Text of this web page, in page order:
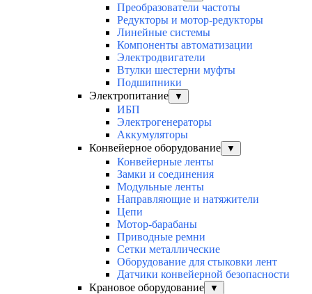
Преобразователи частоты
Редукторы и мотор-редукторы
Линейные системы
Компоненты автоматизации
Электродвигатели
Втулки шестерни муфты
Подшипники
Электропитание
▼
ИБП
Электрогенераторы
Аккумуляторы
Конвейерное оборудование
▼
Конвейерные ленты
Замки и соединения
Модульные ленты
Направляющие и натяжители
Цепи
Мотор-барабаны
Приводные ремни
Сетки металлические
Оборудование для стыковки лент
Датчики конвейерной безопасности
Крановое оборудование
▼